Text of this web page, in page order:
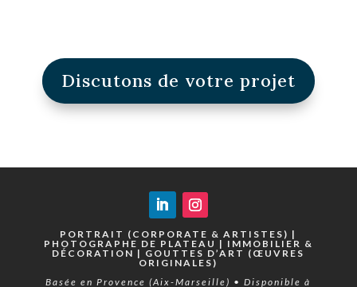
Discutons de votre projet
PORTRAIT (CORPORATE & ARTISTES) |
PHOTOGRAPHE DE PLATEAU | IMMOBILIER &
DÉCORATION | GOUTTES D’ART (ŒUVRES
ORIGINALES)
Basée en Provence (Aix-Marseille) • Disponible à